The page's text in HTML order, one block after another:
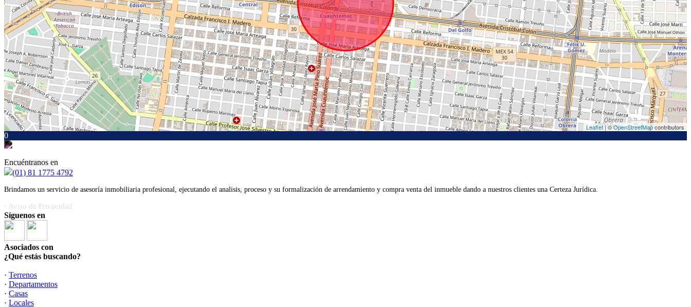
Leaflet| ©OpenStreetMapcontributors
0
Encuéntranos en
(01) 81 1775 4792
Brindamos un servicio de asesoría inmobiliaria profesional, ejecutando el analisis, proceso y su formalización de arrendamiento y compra venta del inmueble dando a nuestros clientes una Certeza Jurídica.
· Aviso de Privacidad
Síguenos en
Asociados con
¿Qué estás buscando?
· Terrenos
· Departamentos
· Casas
· Locales